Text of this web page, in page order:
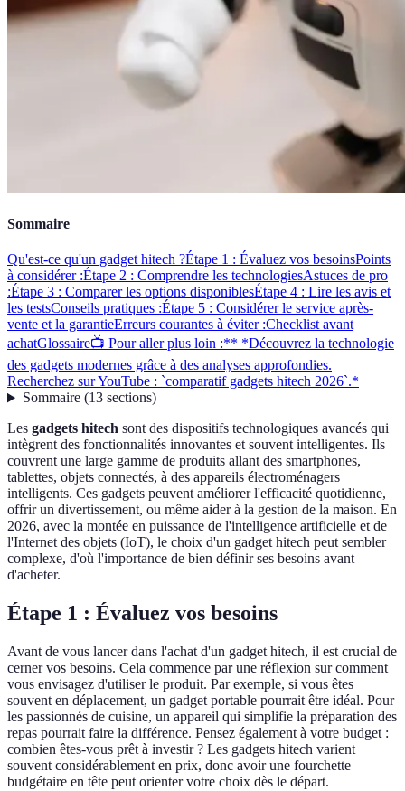
Sommaire
Qu'est-ce qu'un gadget hitech ?Étape 1 : Évaluez vos besoinsPoints
à considérer :Étape 2 : Comprendre les technologiesAstuces de pro
:Étape 3 : Comparer les options disponiblesÉtape 4 : Lire les avis et
les testsConseils pratiques :Étape 5 : Considérer le service après-
vente et la garantieErreurs courantes à éviter :Checklist avant
achatGlossaire📺 Pour aller plus loin :** *Découvrez la technologie
des gadgets modernes grâce à des analyses approfondies.
Recherchez sur YouTube : `comparatif gadgets hitech 2026`.*
Sommaire(13 sections)
Les gadgets hitech sont des dispositifs technologiques avancés qui
intègrent des fonctionnalités innovantes et souvent intelligentes. Ils
couvrent une large gamme de produits allant des smartphones,
tablettes, objets connectés, à des appareils électroménagers
intelligents. Ces gadgets peuvent améliorer l'efficacité quotidienne,
offrir un divertissement, ou même aider à la gestion de la maison. En
2026, avec la montée en puissance de l'intelligence artificielle et de
l'Internet des objets (IoT), le choix d'un gadget hitech peut sembler
complexe, d'où l'importance de bien définir ses besoins avant
d'acheter.
Étape 1 : Évaluez vos besoins
Avant de vous lancer dans l'achat d'un gadget hitech, il est crucial de
cerner vos besoins. Cela commence par une réflexion sur comment
vous envisagez d'utiliser le produit. Par exemple, si vous êtes
souvent en déplacement, un gadget portable pourrait être idéal. Pour
les passionnés de cuisine, un appareil qui simplifie la préparation des
repas pourrait faire la différence. Pensez également à votre budget :
combien êtes-vous prêt à investir ? Les gadgets hitech varient
souvent considérablement en prix, donc avoir une fourchette
budgétaire en tête peut orienter votre choix dès le départ.